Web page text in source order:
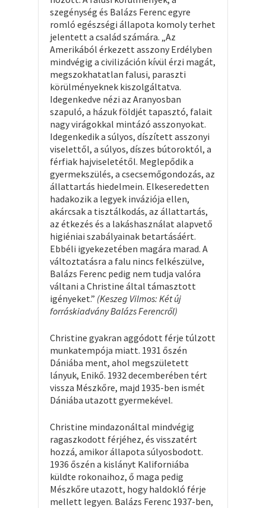
szegénység és Balázs Ferenc egyre
romló egészségi állapota komoly terhet
jelentett a család számára. „Az
Amerikából érkezett asszony Erdélyben
mindvégig a civilizáción kívül érzi magát,
megszokhatatlan falusi, paraszti
körülményeknek kiszolgáltatva.
Idegenkedve nézi az Aranyosban
szapuló, a házuk földjét tapasztó, falait
nagy virágokkal mintázó asszonyokat.
Idegenkedik a súlyos, díszített asszonyi
viselettől, a súlyos, díszes bútoroktól, a
férfiak hajviseletétől. Meglepődik a
gyermekszülés, a csecsemőgondozás, az
állattartás hiedelmein. Elkeseredetten
hadakozik a legyek inváziója ellen,
akárcsak a tisztálkodás, az állattartás,
az étkezés és a lakáshasználat alapvető
higiéniai szabályainak betartásáért.
Ebbéli igyekezetében magára marad. A
változtatásra a falu nincs felkészülve,
Balázs Ferenc pedig nem tudja valóra
váltani a Christine által támasztott
igényeket.” (Keszeg Vilmos: Két új
forráskiadvány Balázs Ferencről)
Christine gyakran aggódott férje túlzott
munkatempója miatt. 1931 őszén
Dániába ment, ahol megszületett
lányuk, Enikő. 1932 decemberében tért
vissza Mészkőre, majd 1935-ben ismét
Dániába utazott gyermekével.
Christine mindazonáltal mindvégig
ragaszkodott férjéhez, és visszatért
hozzá, amikor állapota súlyosbodott.
1936 őszén a kislányt Kaliforniába
küldte rokonaihoz, ő maga pedig
Mészkőre utazott, hogy haldokló férje
mellett legyen. Balázs Ferenc 1937-ben,